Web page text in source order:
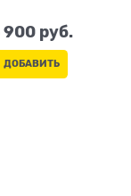
900 руб.
ДОБАВИТЬ